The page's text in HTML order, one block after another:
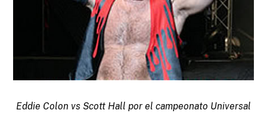
Eddie Colon vs Scott Hall por el campeonato Universal